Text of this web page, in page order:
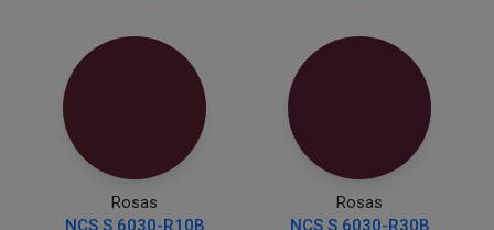
Rosas
NCS S 6030-R10B
Rosas
NCS S 6030-R30B